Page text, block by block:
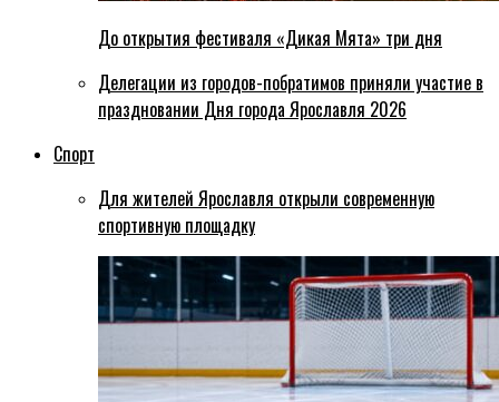
До открытия фестиваля «Дикая Мята» три дня
Делегации из городов-побратимов приняли участие в
праздновании Дня города Ярославля 2026
Спорт
Для жителей Ярославля открыли современную
спортивную площадку